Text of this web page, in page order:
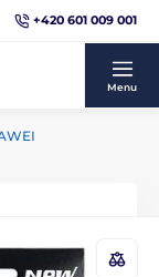
+420 601 009 001
Menu